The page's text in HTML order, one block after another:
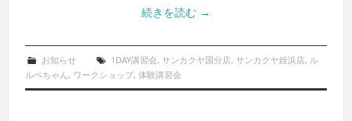
続きを読む →
お知らせ 1DAY講習会, サンカクヤ国分店, サンカクヤ姪浜店, ル
ルベちゃん, ワークショップ,体験講習会